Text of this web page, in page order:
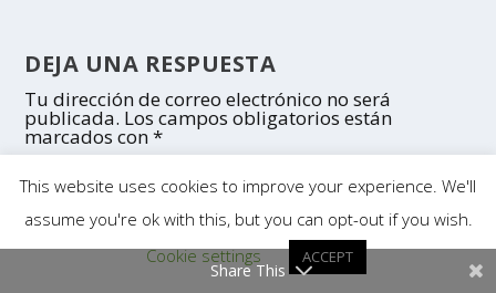
DEJA UNA RESPUESTA
Tu dirección de correo electrónico no será
publicada. Los campos obligatorios están
marcados con*
This website uses cookies to improve your experience. We'll
assume you're ok with this, but you can opt-out if you wish.
Cookie settings
ACCEPT
Share This